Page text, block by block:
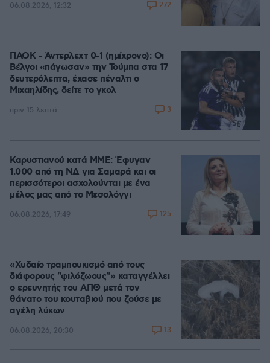
06.08.2026, 12:32 272
ΠΑΟΚ - Άντερλεχτ 0-1 (ημίχρονο): Οι
Βέλγοι «πάγωσαν» την Τούμπα στα 17
δευτερόλεπτα, έχασε πέναλτι ο
Μιχαηλίδης, δείτε το γκολ
πριν 15 λεπτά 3
Καρυστιανού κατά ΜΜΕ: Έφυγαν
1.000 από τη ΝΔ για Σαμαρά και οι
περισσότεροι ασχολούνται με ένα
μέλος μας από το Μεσολόγγι
06.08.2026, 17:49 125
«Χυδαίο τραμπουκισμό από τους
διάφορους "φιλόζωους"» καταγγέλλει
ο ερευνητής του ΑΠΘ μετά τον
θάνατο του κουταβιού που ζούσε με
αγέλη λύκων
06.08.2026, 20:30 13